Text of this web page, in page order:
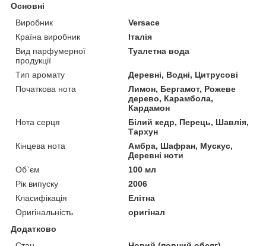
Основні
Виробник
Versace
Країна виробник
Італія
Вид парфумерної
продукції
Туалетна вода
Тип аромату
Деревні, Водні, Цитрусові
Початкова нота
Лимон, Бергамот, Рожеве
дерево, Карамбола,
Кардамон
Нота серця
Білий кедр, Перець, Шавлія,
Тархун
Кінцева нота
Амбра, Шафран, Мускус,
Деревні ноти
Об`єм
100 мл
Рік випуску
2006
Класифікація
Елітна
Оригінальність
оригінал
Додатково